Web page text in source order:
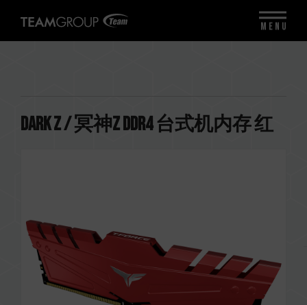
DARK Z / 冥神Z DDR4 台式机内存 红
MENU